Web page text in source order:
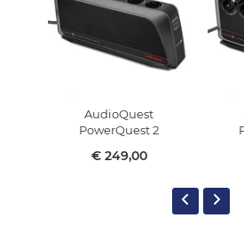
AudioQuest
PowerQuest 2
€ 249,00